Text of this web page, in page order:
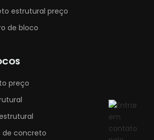
estrutural preço
de bloco
preço
de concreto